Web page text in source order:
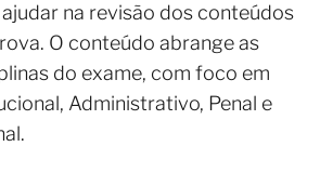
na revisão dos conteúdos
O conteúdo abrange as
do exame, com foco em
Administrativo, Penal e